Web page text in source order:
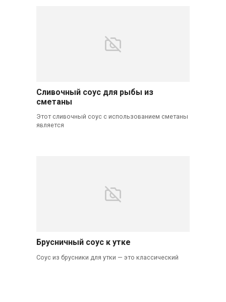
Сливочный соус для рыбы из
сметаны
Этот сливочный соус с использованием сметаны
является
Брусничный соус к утке
Соус из брусники для утки — это классический